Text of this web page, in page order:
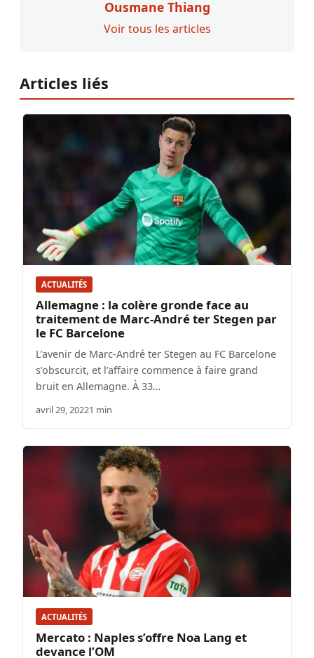
Ousmane Thiang
Voir tous les articles
Articles liés
ACTUALITÉS
Allemagne : la colère gronde face au
traitement de Marc-André ter Stegen par
le FC Barcelone
L’avenir de Marc-André ter Stegen au FC Barcelone
s’obscurcit, et l’affaire commence à faire grand
bruit en Allemagne. À 33…
avril 29, 20221 min
ACTUALITÉS
Mercato : Naples s’offre Noa Lang et
devance l’OM